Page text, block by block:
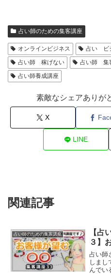
占い師のための集客講座
オンラインビジネス 占い ビ
占い師 稼げない
占い師 集
占い師養成講座
素敵なシェアありが
X
LINE
関連記事
占い師のための集客講座
【占
３】
占い師
しまし
んでい